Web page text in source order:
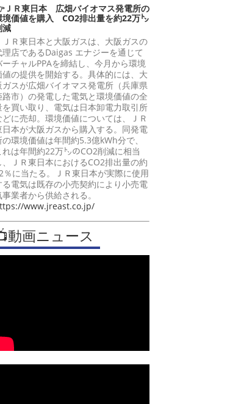
ＪＲ東日本 広畑バイオマス発電所の
境価値を購入 CO2排出量を約22万㌧
減
ＪＲ東日本と大阪ガスは、大阪ガスの
理店であるDaigas エナジーを通じて
ーチャルPPAを締結し、今月から環境
値の提供を開始する。具体的には、大
ガスが広畑バイオマス発電所（兵庫県
路市）の発電した電気と環境価値の全
を買い取り、電気は日本卸電力取引所
どに売却。環境価値については、ＪＲ
日本が大阪ガスから購入する。同発電
の環境価値は年間約5.3億kWh分で、
れは年間約22万㌧のCO2削減に相当
、ＪＲ東日本におけるCO2排出量の約
％に当たる。ＪＲ東日本が実際に使用
る電気は既存の小売契約により小売電
事業者から供給される。
www.jreast.co.jp/
動画ニュース